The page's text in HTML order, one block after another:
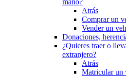
mano?
Atrás
Comprar un
Vender un
Donaciones,
¿Quieres traer o
extranjero?
Atrás
Matricular un